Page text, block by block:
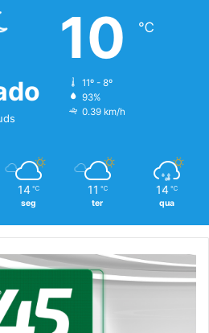
10 ℃
11º - 8º
93%
0.39 km/h
14 ℃
seg
11 ℃
ter
14 ℃
qua